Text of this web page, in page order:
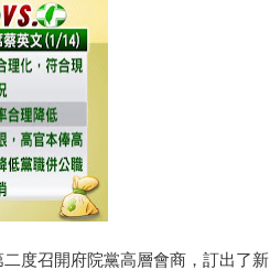
度召開府院黨高層會商，訂出了新